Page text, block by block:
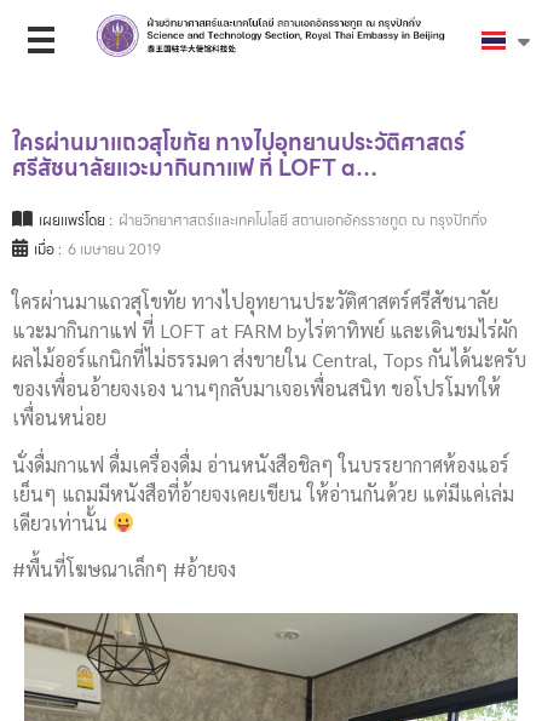
ใครผ่านมาแถวสุโขทัย ทางไปอุทยานประวัติศาสตร์​
ศรีสัชนาลัย​แวะมากินกาแฟ ที่ LOFT a…
เผยแพร่โดย : ฝ่ายวิทยาศาสตร์และเทคโนโลยี สถานเอกอัครราชทูต ณ กรุงปักกิ่ง
เมื่อ : 6 เมษายน 2019
ใครผ่านมาแถวสุโขทัย ทางไปอุทยานประวัติศาสตร์​ศรีสัชนาลัย​
แวะมากินกาแฟ ที่ LOFT at FARM byไร่ตาทิพย์ และเดินชมไร่ผัก
ผลไม้ออร์แกนิกที่ไม่ธรรมดา ส่งขายใน Central, Tops กันได้นะครับ
ของเพื่อนอ้ายจงเอง นานๆกลับมาเจอเพื่อนสนิท ขอโปรโมทให้
เพื่อนหน่อย
นั่งดื่มกาแฟ ดื่มเครื่องดื่ม อ่านหนังสือ​ชิลๆ ในบรรยากาศ​ห้องแอร์​
เย็นๆ แถมมีหนังสือที่อ้ายจงเคยเขียน ให้อ่านกันด้วย แต่มีแค่เล่ม
เดียวเท่านั้น
#พื้นที่โฆษณาเล็กๆ #อ้ายจง